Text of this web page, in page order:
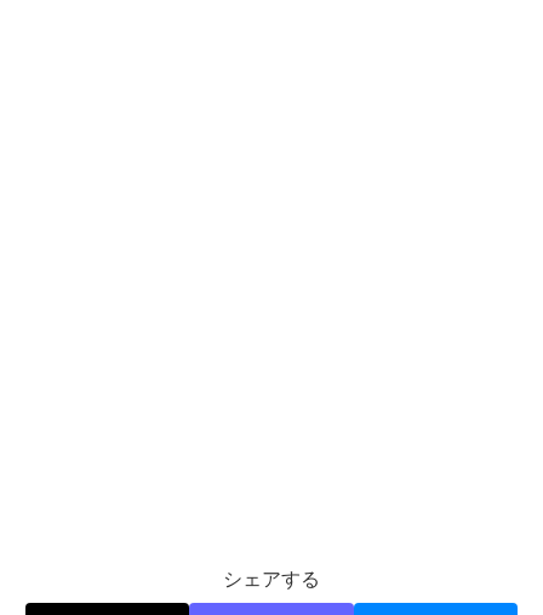
シェアする